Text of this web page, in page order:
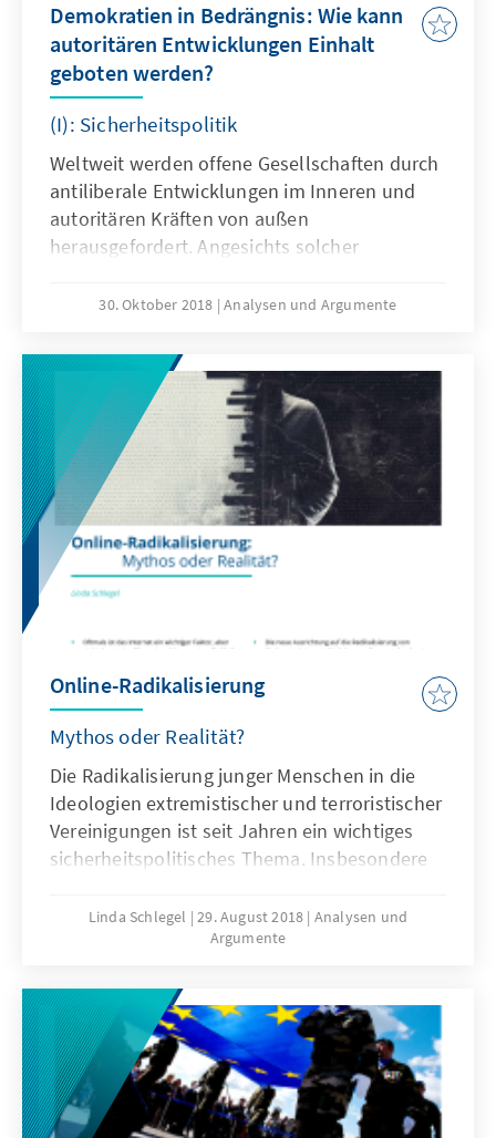
Demokratien in Bedrängnis: Wie kann
autoritären Entwicklungen Einhalt
geboten werden?
(I): Sicherheitspolitik
Weltweit werden offene Gesellschaften durch
antiliberale Entwicklungen im Inneren und
autoritären Kräften von außen
herausgefordert. Angesichts solcher
vor allen Dingen wie der politische Westen,
Fliehkräften, seine Außenpolitik weiterhin auf
die Förderung demokratischer Prinzipien und
Strukturen ausrichten sollte. Das vorliegende
Papier des Arbeitskreises Junge
Außenpolitiker analysiert, wie die deutsche
Sicherheitspolitik auf zunehmenden
Autoritarismus auf regionaler und globaler
Ebene reagieren kann.
30. Oktober 2018 Analysen und Argumente
Online-Radikalisierung
Mythos oder Realität?
Die Radikalisierung junger Menschen in die
Ideologien extremistischer und terroristischer
Vereinigungen ist seit Jahren ein wichtiges
sicherheitspolitisches Thema. Insbesondere
Staates hat die Frage aufgeworfen welche
Rolle das Internet und soziale Medien in
welche neuen Herausforderungen der
technologische Fortschritt in diesem Bereich
bringt.
Linda Schlegel 29. August 2018 Analysen und
Argumente